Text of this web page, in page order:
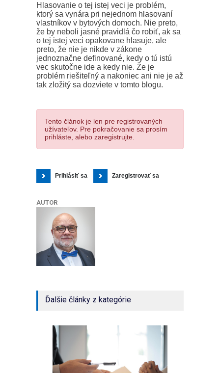
Hlasovanie o tej istej veci je problém,
ktorý sa vynára pri nejednom hlasovaní
vlastníkov v bytových domoch. Nie preto,
že by neboli jasné pravidlá čo robiť, ak sa
o tej istej veci opakovane hlasuje, ale
preto, že nie je nikde v zákone
jednoznačne definované, kedy o tú istú
vec skutočne ide a kedy nie. Že je
problém riešiteľný a nakoniec ani nie je až
tak zložitý sa dozviete v tomto blogu.
Tento článok je len pre registrovaných
užívateľov. Pre pokračovanie sa prosím
prihláste, alebo zaregistrujte.
Prihlásiť sa Zaregistrovať sa
AUTOR
Ďalšie články z kategórie